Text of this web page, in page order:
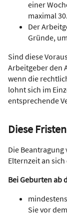
einer
maximal 30.
Der
Gründe,
Sind diese
Arbeitgeber den
wenn die
lohnt sich im
entsprechende
Diese
Die
Elternzeit an
Bei Geburten ab
Sie vor